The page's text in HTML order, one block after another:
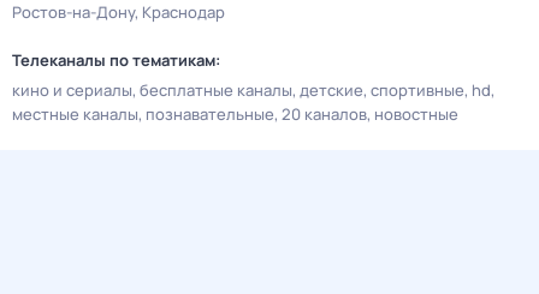
Ростов-на-Дону Краснодар
Телеканалы по тематикам:
кино и сериалы бесплатные каналы детские спортивные hd
местные каналы познавательные 20 каналов новостные